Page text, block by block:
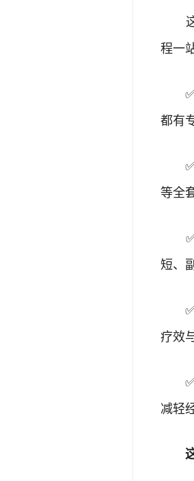
这
程一
✅
都有
✅
等全
✅
短、
✅
疗效
✅
减轻
这